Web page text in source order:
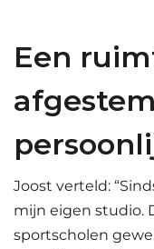
Een
Joost verteld:
mijn eigen studio.
sportscholen